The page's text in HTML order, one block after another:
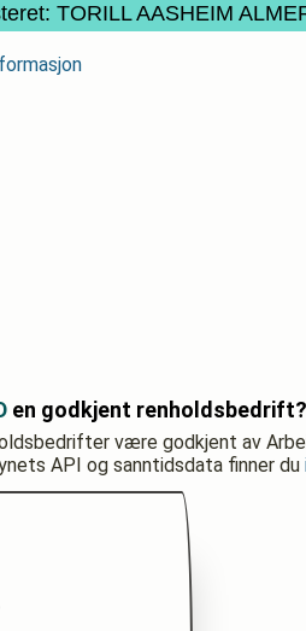
TORILL AASHEIM
en godkjent renholdsbedrift?
være godkjent av
API og sanntidsdata finner du